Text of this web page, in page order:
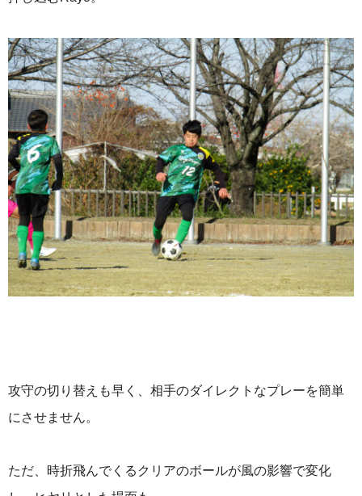
攻守の切り替えも早く、相手のダイレクトなプレーを簡単
にさせません。
ただ、時折飛んでくるクリアのボールが風の影響で変化